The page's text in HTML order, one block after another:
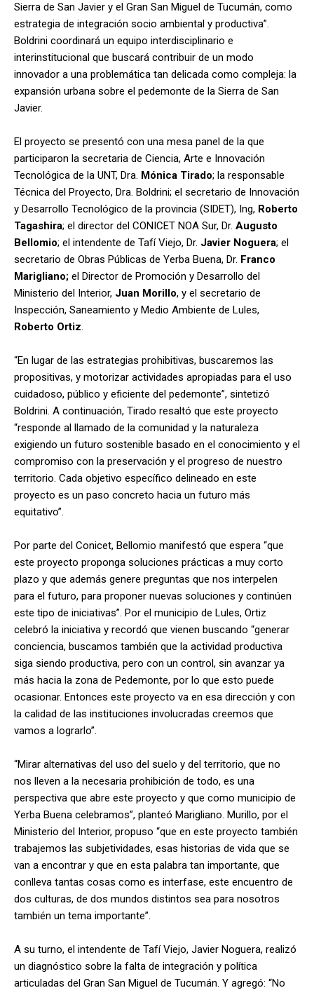
Sierra de San Javier y el Gran San Miguel de Tucumán, como
estrategia de integración socio ambiental y productiva”.
Boldrini coordinará un equipo interdisciplinario e
interinstitucional que buscará contribuir de un modo
innovador a una problemática tan delicada como compleja: la
expansión urbana sobre el pedemonte de la Sierra de San
Javier.
El proyecto se presentó con una mesa panel de la que
participaron la secretaria de Ciencia, Arte e Innovación
Tecnológica de la UNT, Dra. Mónica Tirado; la responsable
Técnica del Proyecto, Dra. Boldrini; el secretario de Innovación
y Desarrollo Tecnológico de la provincia (SIDET), Ing, Roberto
Tagashira; el director del CONICET NOA Sur, Dr. Augusto
Bellomio; el intendente de Tafí Viejo, Dr. Javier Noguera; el
secretario de Obras Públicas de Yerba Buena, Dr. Franco
Marigliano; el Director de Promoción y Desarrollo del
Ministerio del Interior, Juan Morillo, y el secretario de
Inspección, Saneamiento y Medio Ambiente de Lules,
Roberto Ortiz.
“En lugar de las estrategias prohibitivas, buscaremos las
propositivas, y motorizar actividades apropiadas para el uso
cuidadoso, público y eficiente del pedemonte”, sintetizó
Boldrini. A continuación, Tirado resaltó que este proyecto
“responde al llamado de la comunidad y la naturaleza
exigiendo un futuro sostenible basado en el conocimiento y el
compromiso con la preservación y el progreso de nuestro
territorio. Cada objetivo específico delineado en este
proyecto es un paso concreto hacia un futuro más
equitativo”.
Por parte del Conicet, Bellomio manifestó que espera “que
este proyecto proponga soluciones prácticas a muy corto
plazo y que además genere preguntas que nos interpelen
para el futuro, para proponer nuevas soluciones y continúen
este tipo de iniciativas”. Por el municipio de Lules, Ortiz
celebró la iniciativa y recordó que vienen buscando “generar
conciencia, buscamos también que la actividad productiva
siga siendo productiva, pero con un control, sin avanzar ya
más hacia la zona de Pedemonte, por lo que esto puede
ocasionar. Entonces este proyecto va en esa dirección y con
la calidad de las instituciones involucradas creemos que
vamos a lograrlo”.
“Mirar alternativas del uso del suelo y del territorio, que no
nos lleven a la necesaria prohibición de todo, es una
perspectiva que abre este proyecto y que como municipio de
Yerba Buena celebramos”, planteó Marigliano. Murillo, por el
Ministerio del Interior, propuso “que en este proyecto también
trabajemos las subjetividades, esas historias de vida que se
van a encontrar y que en esta palabra tan importante, que
conlleva tantas cosas como es interfase, este encuentro de
dos culturas, de dos mundos distintos sea para nosotros
también un tema importante”.
A su turno, el intendente de Tafí Viejo, Javier Noguera, realizó
un diagnóstico sobre la falta de integración y política
articuladas del Gran San Miguel de Tucumán. Y agregó: “No